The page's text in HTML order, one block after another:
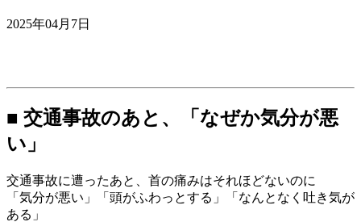
2025年04月7日
■ 交通事故のあと、「なぜか気分が悪
い」
交通事故に遭ったあと、首の痛みはそれほどないのに
「気分が悪い」「頭がふわっとする」「なんとなく吐き気が
ある」